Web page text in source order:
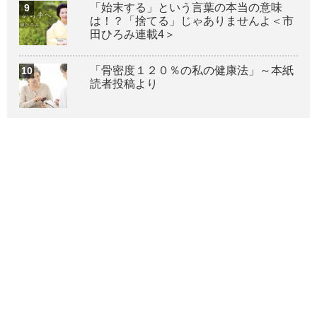
「始末する」という言葉の本当の意味
は！？「捨てる」じゃありませんよ＜市
田ひろみ連載4＞
「骨密度１２０％の私の健康法」～本紙
読者投稿より